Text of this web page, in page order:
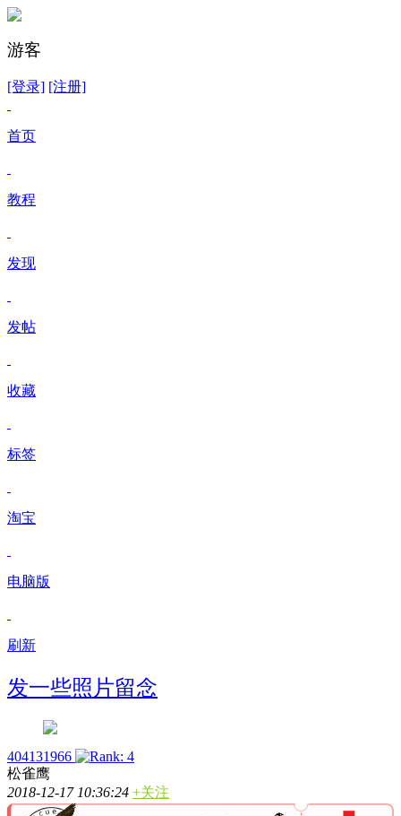
游客
[登录] [注册]
首页
教程
发现
发帖
收藏
标签
淘宝
电脑版
刷新
发一些照片留念
404131966
松雀鹰
2018-12-17 10:36:24 +关注